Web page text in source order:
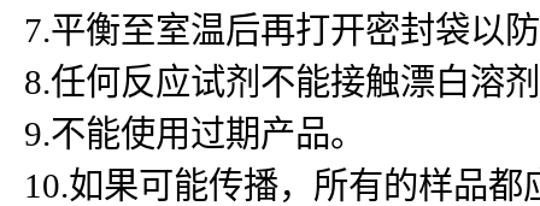
7.平衡至室温后再打开密封袋以
8.任何反应试剂不能接触漂白溶
9.不能使用过期产品。
10.如果可能传播，所有的样品